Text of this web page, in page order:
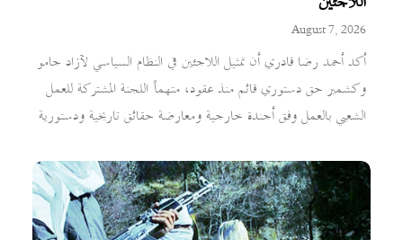
August 7, 2026
أكد أحمد رضا قادري أن تمثيل اللاجئين في النظام السياسي لآزاد جامو
وكشمير حق دستوري قائم منذ عقود، متهماً اللجنة المشتركة للعمل
الشعبي بالعمل وفق أجندة خارجية ومعارضة حقائق تاريخية ودستورية